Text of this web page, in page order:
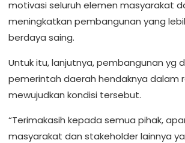
motivasi seluruh elemen masyarakat
meningkatkan pembangunan yang
berdaya saing.
Untuk itu, lanjutnya, pembangunan yg
pemerintah daerah hendaknya dalam
mewujudkan kondisi tersebut.
“Terimakasih kepada semua pihak,
masyarakat dan stakeholder lainnya